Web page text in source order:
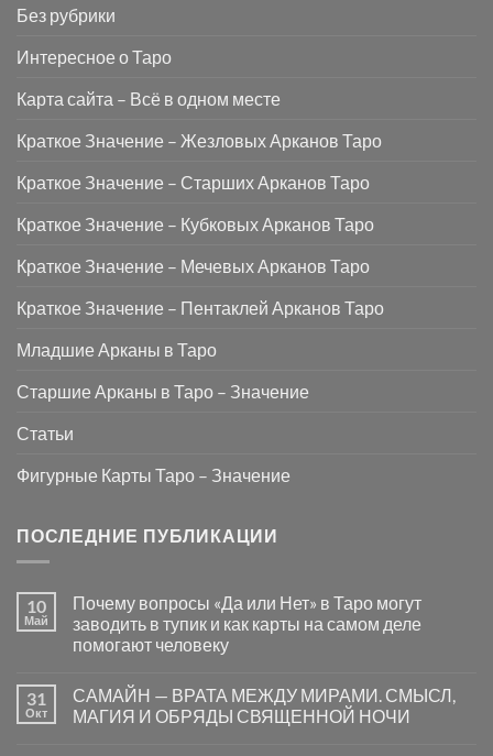
Без рубрики
Интересное о Таро
Карта сайта – Всё в одном месте
Краткое Значение – Жезловых Арканов Таро
Краткое Значение – Старших Арканов Таро
Краткое Значение – Кубковых Арканов Таро
Краткое Значение – Мечевых Арканов Таро
Краткое Значение – Пентаклей Арканов Таро
Младшие Арканы в Таро
Старшие Арканы в Таро – Значение
Статьи
Фигурные Карты Таро – Значение
ПОСЛЕДНИЕ ПУБЛИКАЦИИ
10
Май
Почему вопросы «Да или Нет» в Таро могут
заводить в тупик и как карты на самом деле
помогают человеку
записи
Почему
вопросы
31
Окт
САМАЙН — ВРАТА МЕЖДУ МИРАМИ. СМЫСЛ,
МАГИЯ И ОБРЯДЫ СВЯЩЕННОЙ НОЧИ